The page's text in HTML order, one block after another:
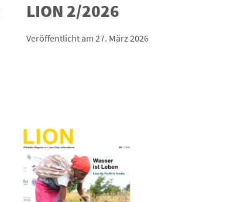
LION 2/2026
Veröffentlicht am 27. März 2026